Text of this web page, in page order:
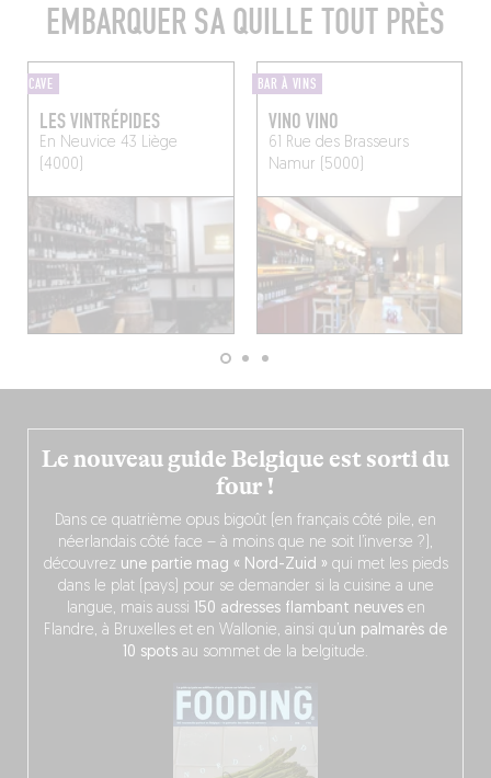
EMBARQUER SA QUILLE TOUT PRÈS
CAVE
LES VINTRÉPIDES
En Neuvice 43 Liège
(4000)
BAR À VINS
VINO VINO
61 Rue des Brasseurs
Namur (5000)
Le nouveau guide Belgique est sorti du
four !
Dans ce quatrième opus bigoût (en français côté pile, en
néerlandais côté face – à moins que ne soit l’inverse ?),
découvrez une partie mag « Nord-Zuid » qui met les pieds
dans le plat (pays) pour se demander si la cuisine a une
langue, mais aussi 150 adresses flambant neuvesen
Flandre, à Bruxelles et en Wallonie, ainsi qu’un palmarès de
10 spots au sommet de la belgitude.